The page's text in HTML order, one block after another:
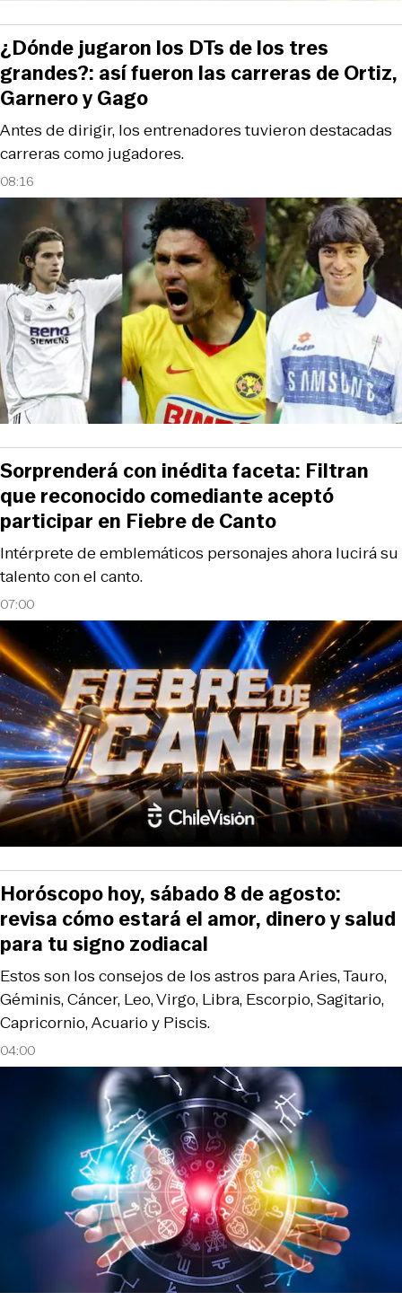
08:16
Antes de dirigir, los entrenadores tuvieron destacadas
carreras como jugadores.
¿Dónde jugaron los DTs de los tres
grandes?: así fueron las carreras de Ortiz,
Garnero y Gago
07:00
Intérprete de emblemáticos personajes ahora lucirá su
talento con el canto.
Sorprenderá con inédita faceta: Filtran
que reconocido comediante aceptó
participar en Fiebre de Canto
04:00
Estos son los consejos de los astros para Aries, Tauro,
Géminis, Cáncer, Leo, Virgo, Libra, Escorpio, Sagitario,
Capricornio, Acuario y Piscis.
Horóscopo hoy, sábado 8 de agosto:
revisa cómo estará el amor, dinero y salud
para tu signo zodiacal